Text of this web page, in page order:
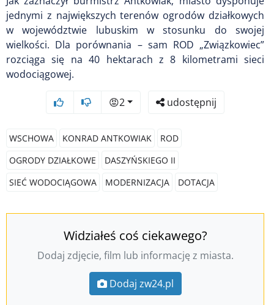
jednymi z największych terenów ogrodów działkowych
w województwie lubuskim w stosunku do swojej
wielkości. Dla porównania – sam ROD „Związkowiec”
rozciąga się na 40 hektarach z 8 kilometrami sieci
wodociągowej.
😡2 udostępnij
WSCHOWA KONRAD ANTKOWIAK
ROD
OGRODY DZIAŁKOWE
DASZYŃSKIEGO II
SIEĆ WODOCIĄGOWA
MODERNIZACJA DOTACJA
Widziałeś coś ciekawego?
Dodaj zdjęcie, film lub informację z miasta.
Dodaj zw24.pl